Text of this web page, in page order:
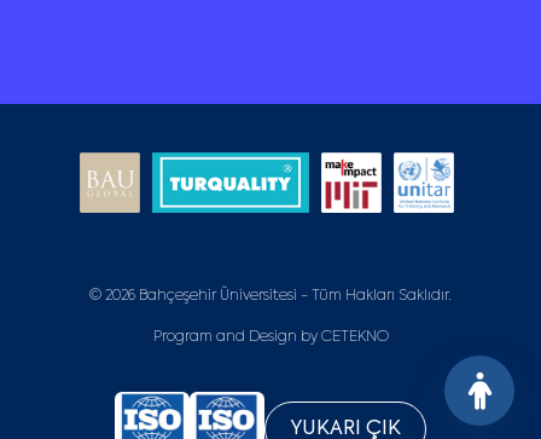
© 2026 Bahçeşehir Üniversitesi - Tüm Hakları Saklıdır.
Program and Design by CETEKNO
YUKARI ÇIK